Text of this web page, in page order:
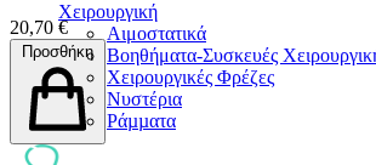
Χειρουργική
Αιμοστατικά
Βοηθήματα-Συσκευές
Χειρουργικές Φρέζες
Νυστέρια
Ράµµατα
20,70 €
Προσθήκη